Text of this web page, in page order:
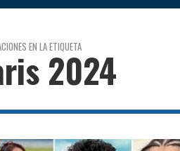
EN LA ETIQUETA
2024